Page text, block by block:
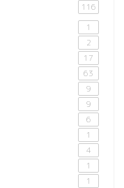
116
1
2
17
63
9
9
6
1
4
1
1